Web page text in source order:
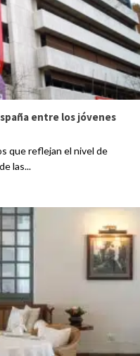
entre los jóvenes
que reflejan el nivel de
las...